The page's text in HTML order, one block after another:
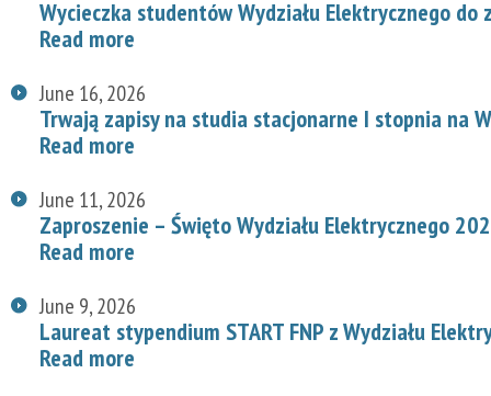
Wycieczka studentów Wydziału Elektrycznego
Read more
June 16, 2026
Trwają zapisy na studia stacjonarne I stopnia na
Read more
June 11, 2026
Zaproszenie – Święto Wydziału Elektrycznego
Read more
June 9, 2026
Laureat stypendium START FNP z Wydziału
Read more